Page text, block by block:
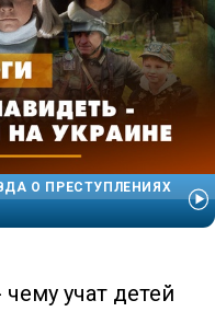
О ПРЕСТУПЛЕНИЯХ
учат детей